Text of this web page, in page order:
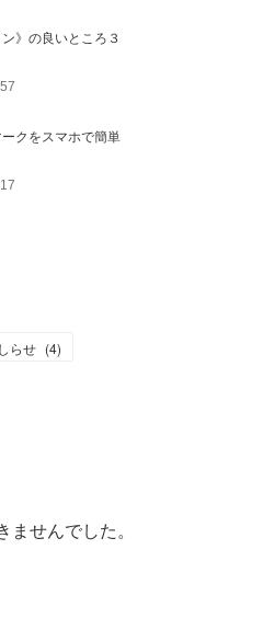
ン》の良いところ３
クをスマホで簡単
らせ (4)
せんでした。